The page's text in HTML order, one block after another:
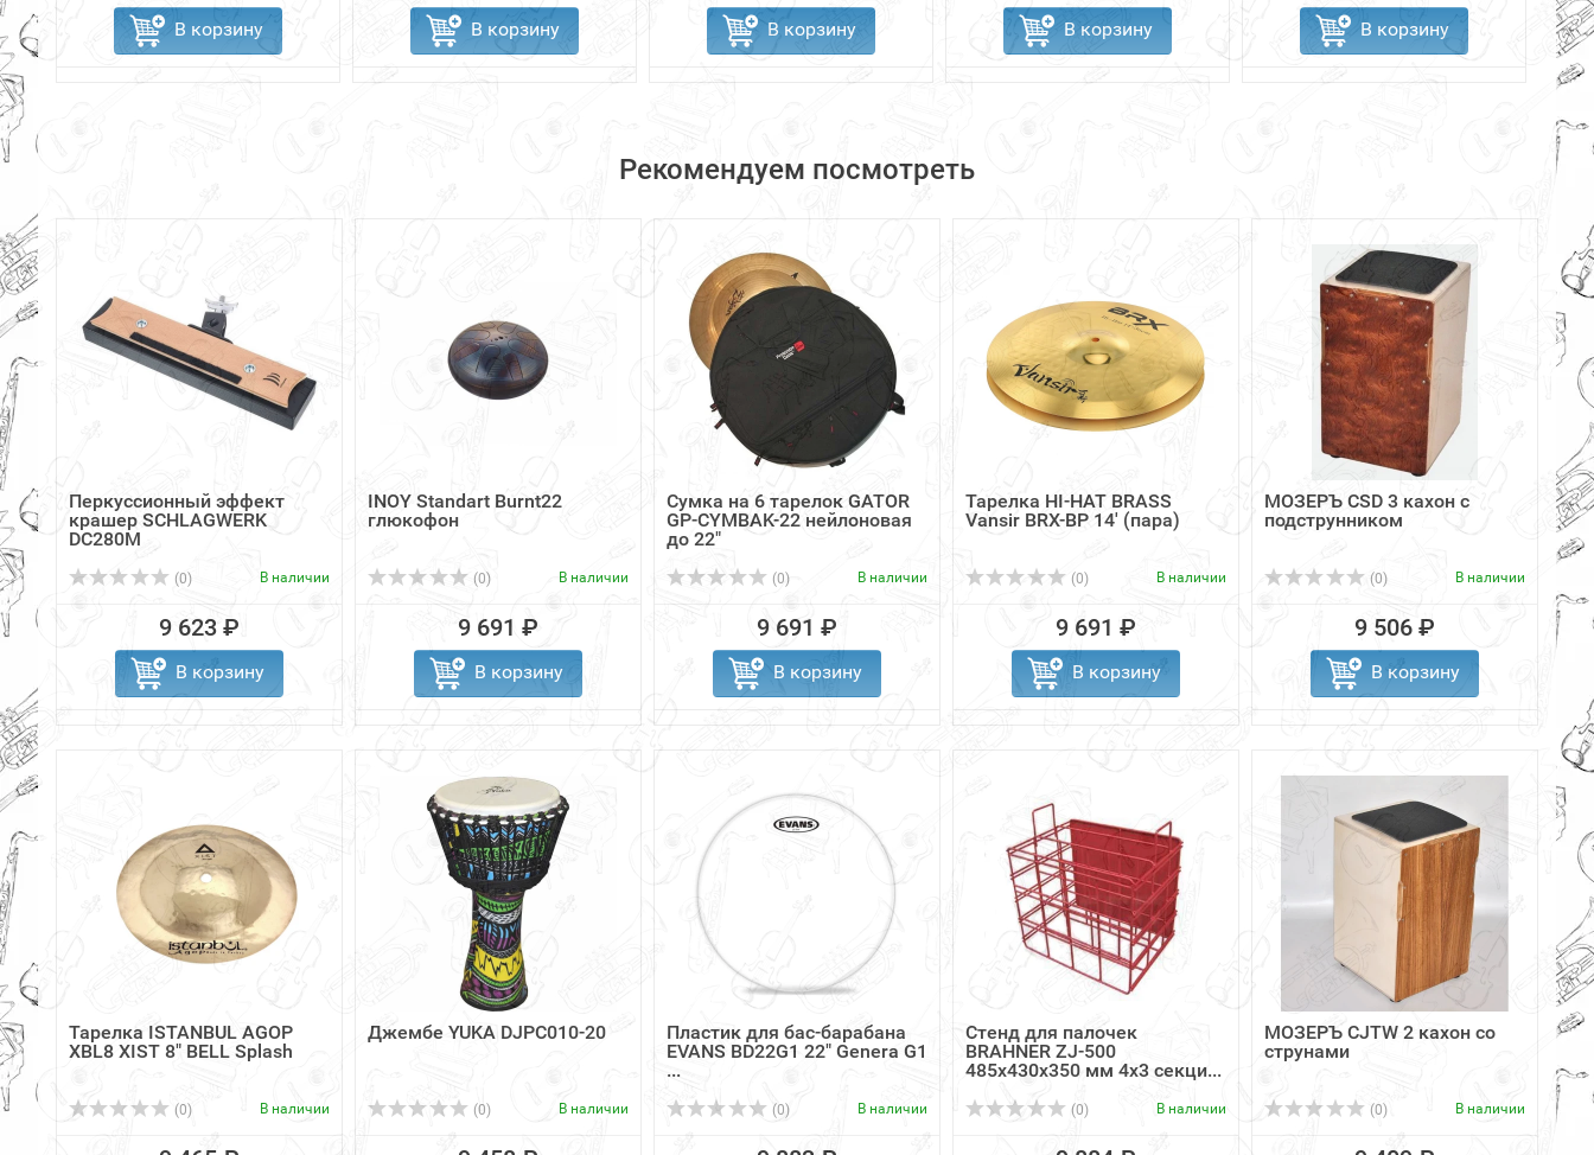
В корзину В корзину В корзину В корзину В корзину
Рекомендуем посмотреть
Перкуссионный эффект
крашер SCHLAGWERK
DC280M
(0) В наличии
9 623 ₽
В корзину
INOY Standart Burnt22
глюкофон
(0) В наличии
9 691 ₽
В корзину
Сумка на 6 тарелок GATOR
GP-CYMBAK-22 нейлоновая
до 22"
(0) В наличии
9 691 ₽
В корзину
Тарелка HI-HAT BRASS
Vansir BRX-BP 14' (пара)
(0) В наличии
9 691 ₽
В корзину
МОЗЕРЪ CSD 3 кахон с
подструнником
(0) В наличии
9 506 ₽
В корзину
Тарелка ISTANBUL AGOP
XBL8 XIST 8" BELL Splash
(0) В наличии
Джембе YUKA DJPC010-20
(0) В наличии
Пластик для бас-барабана
EVANS BD22G1 22" Genera G1
...
(0) В наличии
Стенд для палочек
BRAHNER ZJ-500
485х430х350 мм 4х3 секци...
(0) В наличии
МОЗЕРЪ CJTW 2 кахон со
струнами
(0) В наличии